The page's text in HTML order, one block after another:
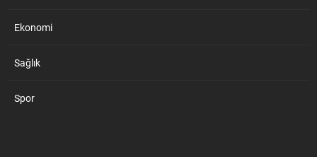
Ekonomi
Sağlık
Spor